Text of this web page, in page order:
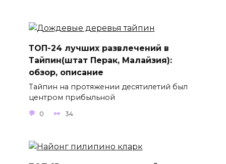
ТОП-24 лучших развлечений в
Тайпин(штат Перак, Малайзия):
обзор, описание
Тайпин на протяжении десятилетий был
центром прибыльной
0 34